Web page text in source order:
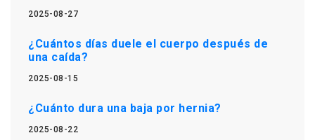
2025-08-27
¿Cuántos días duele el cuerpo después de
una caída?
2025-08-15
¿Cuánto dura una baja por hernia?
2025-08-22